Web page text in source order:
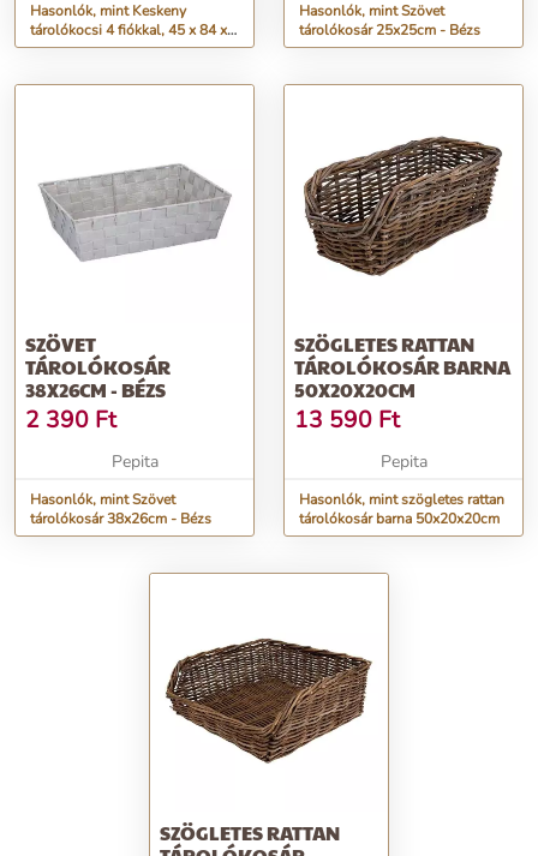
Hasonlók, mint Keskeny
tárolókocsi 4 fiókkal, 45 x 84 x
17 cm, fehér és szürke
Hasonlók, mint Szövet
tárolókosár 25x25cm - Bézs
SZÖVET
TÁROLÓKOSÁR
38X26CM - BÉZS
2 390 Ft
Pepita
Hasonlók, mint Szövet
tárolókosár 38x26cm - Bézs
SZÖGLETES RATTAN
TÁROLÓKOSÁR BARNA
50X20X20CM
13 590 Ft
Pepita
Hasonlók, mint szögletes rattan
tárolókosár barna 50x20x20cm
SZÖGLETES RATTAN